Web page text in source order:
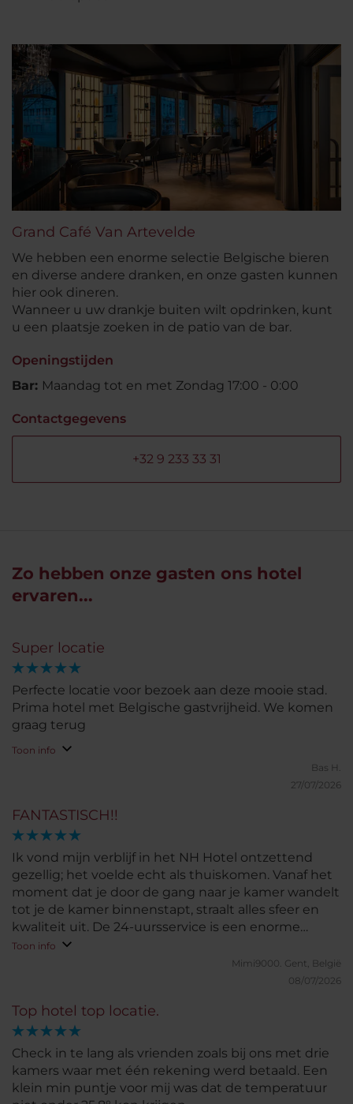
Grand Café Van Artevelde
We hebben een enorme selectie Belgische bieren
en diverse andere dranken, en onze gasten kunnen
hier ook dineren.
Wanneer u uw drankje buiten wilt opdrinken, kunt
u een plaatsje zoeken in de patio van de bar.
Openingstijden
Bar: Maandag tot en met Zondag 17:00 - 0:00
Contactgegevens
+32 9 233 33 31
Zo hebben onze gasten ons hotel
ervaren...
Super locatie
Perfecte locatie voor bezoek aan deze mooie stad.
Prima hotel met Belgische gastvrijheid. We komen
graag terug
Toon info
Bas H.
27/07/2026
FANTASTISCH!!
Ik vond mijn verblijf in het NH Hotel ontzettend
gezellig; het voelde echt als thuiskomen. Vanaf het
moment dat je door de gang naar je kamer wandelt
tot je de kamer binnenstapt, straalt alles sfeer en
kwaliteit uit. De 24-uursservice is een enorme
meerwaarde: op elk moment van de dag of nacht
word je vriendelijk geholpen met al je vragen. Als
Gentenaar draag ik dit hotel echt een warm hart
terug te komen!
Toon info
Mimi9000. Gent, België
08/07/2026
Top hotel top locatie.
Check in te lang als vrienden zoals bij ons met drie
kamers waar met één rekening werd betaald. Een
klein min puntje voor mij was dat de temperatuur